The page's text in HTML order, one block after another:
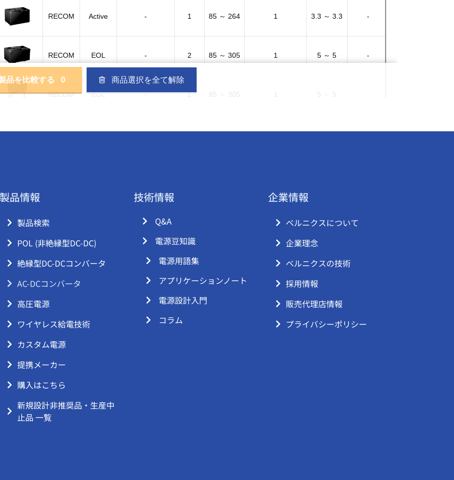
製品情報
製品検索
POL (非絶縁型DC-DC)
絶縁型DC-DCコンバータ
AC-DCコンバータ
高圧電源
ワイヤレス給電技術
カスタム電源
提携メーカー
購入はこちら
新規設計非推奨品・生産中
止品 一覧
技術情報
Q&A
電源豆知識
電源用語集
アプリケーションノート
電源設計入門
コラム
企業情報
ベルニクスについて
企業理念
ベルニクスの技術
採用情報
販売代理店情報
プライバシーポリシー